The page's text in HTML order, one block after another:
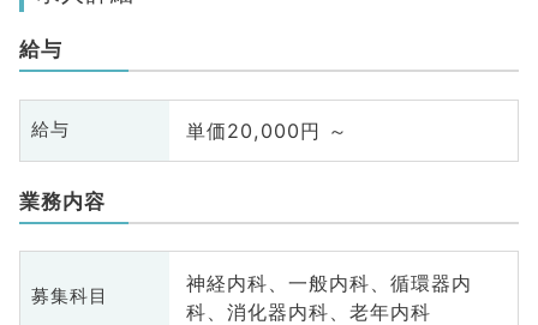
給与
給与 単価20,000円 ～
業務内容
募集科目
神経内科、一般内科、循環器内
科、消化器内科、老年内科